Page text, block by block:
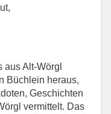
Alt-Wörgl
Büchlein heraus,
Geschichten
vermittelt. Das